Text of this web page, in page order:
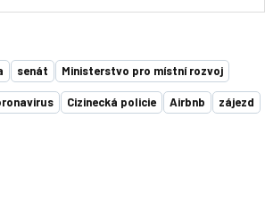
senát Ministerstvo pro místní rozvoj
Cizinecká policie Airbnb zájezd